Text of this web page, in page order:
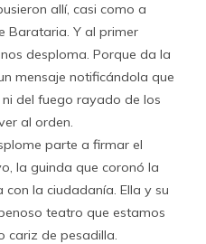
allí, casi como a
Barataria. Y al primer
desploma. Porque da la
mensaje notificándola que
del fuego rayado de los
al orden.
parte a firmar el
la guinda que coronó la
la ciudadanía. Ella y su
teatro que estamos
cariz de pesadilla.